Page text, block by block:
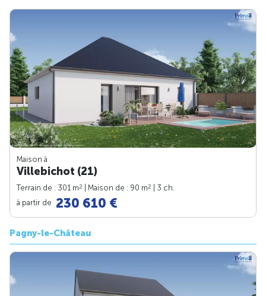
Maison à
Villebichot (21)
Terrain de : 301 m2 | Maison de : 90 m2
| 3 ch.
à partir de 230 610 €
Pagny-le-Château